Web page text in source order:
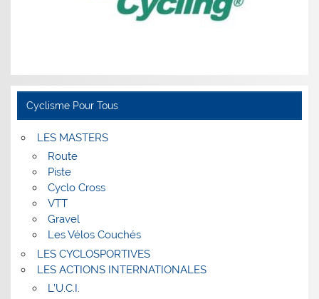
Cyclisme Pour Tous
LES MASTERS
Route
Piste
Cyclo Cross
VTT
Gravel
Les Vélos Couchés
LES CYCLOSPORTIVES
LES ACTIONS INTERNATIONALES
L’U.C.I.